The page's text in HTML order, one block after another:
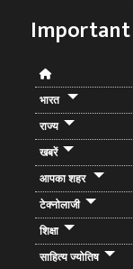
भारत
राज्य
खबरें
आपका शहर
टेक्नोलाजी
शिक्षा
साहित्य ज्योतिष